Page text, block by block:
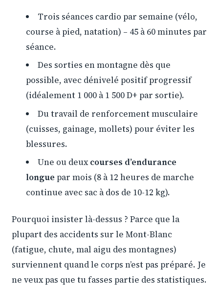
Trois séances cardio par semaine (vélo,
course à pied, natation) – 45 à 60 minutes par
séance.
Des sorties en montagne dès que
possible, avec dénivelé positif progressif
(idéalement 1 000 à 1 500 D+ par sortie).
Du travail de renforcement musculaire
(cuisses, gainage, mollets) pour éviter les
blessures.
Une ou deuxcourses d’endurance
longue par mois (8 à 12 heures de marche
continue avec sac à dos de 10-12 kg).
Pourquoi insister là-dessus ? Parce que la
plupart des accidents sur le Mont-Blanc
(fatigue, chute, mal aigu des montagnes)
surviennent quand le corps n’est pas préparé. Je
ne veux pas que tu fasses partie des statistiques.